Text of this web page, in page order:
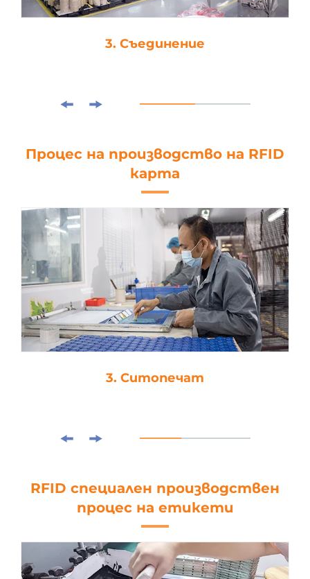
3. Съединение
Процес на производство на RFID
карта
3. Ситопечат
RFID специален производствен
процес на етикети